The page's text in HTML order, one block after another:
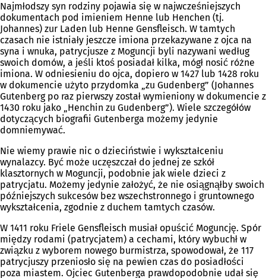
Najmłodszy syn rodziny pojawia się w najwcześniejszych
dokumentach pod imieniem Henne lub Henchen (tj.
Johannes) zur Laden lub Henne Gensfleisch. W tamtych
czasach nie istniały jeszcze imiona przekazywane z ojca na
syna i wnuka, patrycjusze z Moguncji byli nazywani według
swoich domów, a jeśli ktoś posiadał kilka, mógł nosić różne
imiona. W odniesieniu do ojca, dopiero w 1427 lub 1428 roku
w dokumencie użyto przydomka „zu Gudenberg” (Johannes
Gutenberg po raz pierwszy został wymieniony w dokumencie z
1430 roku jako „Henchin zu Gudenberg”). Wiele szczegółów
dotyczących biografii Gutenberga możemy jedynie
domniemywać.
Nie wiemy prawie nic o dzieciństwie i wykształceniu
wynalazcy. Być może uczęszczał do jednej ze szkół
klasztornych w Moguncji, podobnie jak wiele dzieci z
patrycjatu. Możemy jedynie założyć, że nie osiągnąłby swoich
późniejszych sukcesów bez wszechstronnego i gruntownego
wykształcenia, zgodnie z duchem tamtych czasów.
W 1411 roku Friele Gensfleisch musiał opuścić Moguncję. Spór
między rodami (patrycjatem) a cechami, który wybuchł w
związku z wyborem nowego burmistrza, spowodował, że 117
patrycjuszy przeniosło się na pewien czas do posiadłości
poza miastem. Ojciec Gutenberga prawdopodobnie udał się